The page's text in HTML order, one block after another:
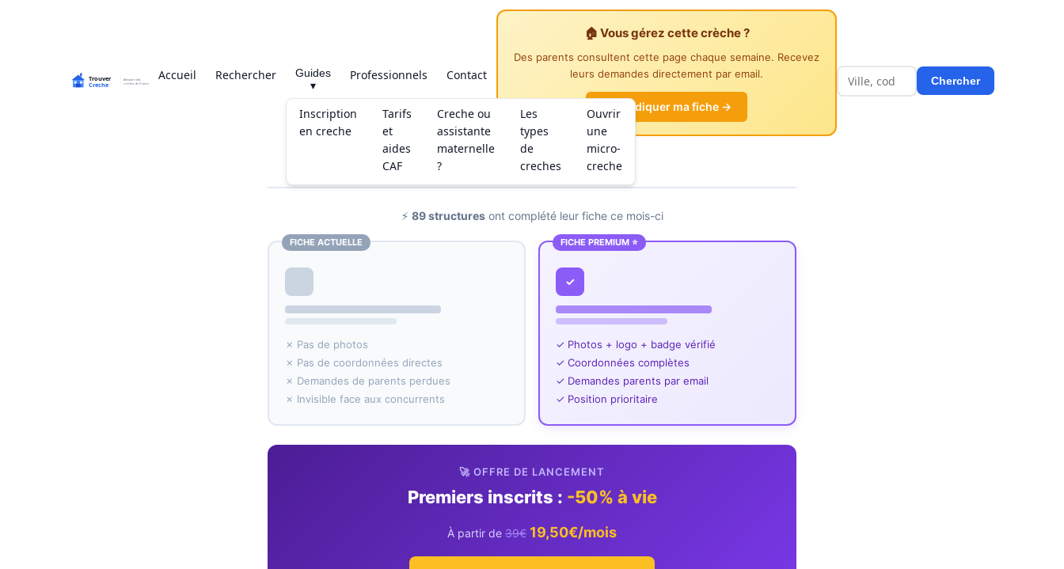
Accueil Rechercher
Guides
▾
Inscription
en creche
Tarifs
et
aides
CAF
Creche ou
assistante
maternelle
?
Les
types
de
creches
Ouvrir
une
micro-
creche
Professionnels Contact
🏠 Vous gérez cette crèche ?
Des parents consultent cette page chaque semaine. Recevez
leurs demandes directement par email.
Revendiquer ma fiche →
Chercher
⚡ 89 structuresont complété leur fiche ce mois-ci
FICHE ACTUELLE
✗ Pas de photos
✗ Pas de coordonnées directes
✗ Demandes de parents perdues
✗ Invisible face aux concurrents
FICHE PREMIUM ⭐
✓
✓ Photos + logo + badge vérifié
✓ Coordonnées complètes
✓ Demandes parents par email
✓ Position prioritaire
🚀 OFFRE DE LANCEMENT
Premiers inscrits : -50% à vie
À partir de 39€ 19,50€/mois